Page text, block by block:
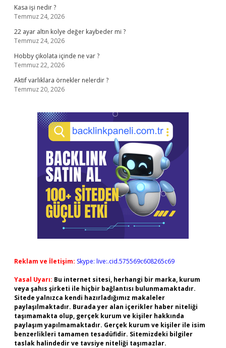
Kasa işi nedir ?
Temmuz 24, 2026
22 ayar altın kolye değer kaybeder mi ?
Temmuz 24, 2026
Hobby çikolata içinde ne var ?
Temmuz 22, 2026
Aktif varlıklara örnekler nelerdir ?
Temmuz 20, 2026
Reklam ve İletişim: Skype: live:.cid.575569c608265c69
Yasal Uyarı: Bu internet sitesi, herhangi bir marka, kurum
veya şahıs şirketi ile hiçbir bağlantısı bulunmamaktadır.
Sitede yalnızca kendi hazırladığımız makaleler
paylaşılmaktadır. Burada yer alan içerikler haber niteliği
taşımamakta olup, gerçek kurum ve kişiler hakkında
paylaşım yapılmamaktadır. Gerçek kurum ve kişiler ile isim
benzerlikleri tamamen tesadüfidir. Sitemizdeki bilgiler
taslak halindedir ve tavsiye niteliği taşımazlar.